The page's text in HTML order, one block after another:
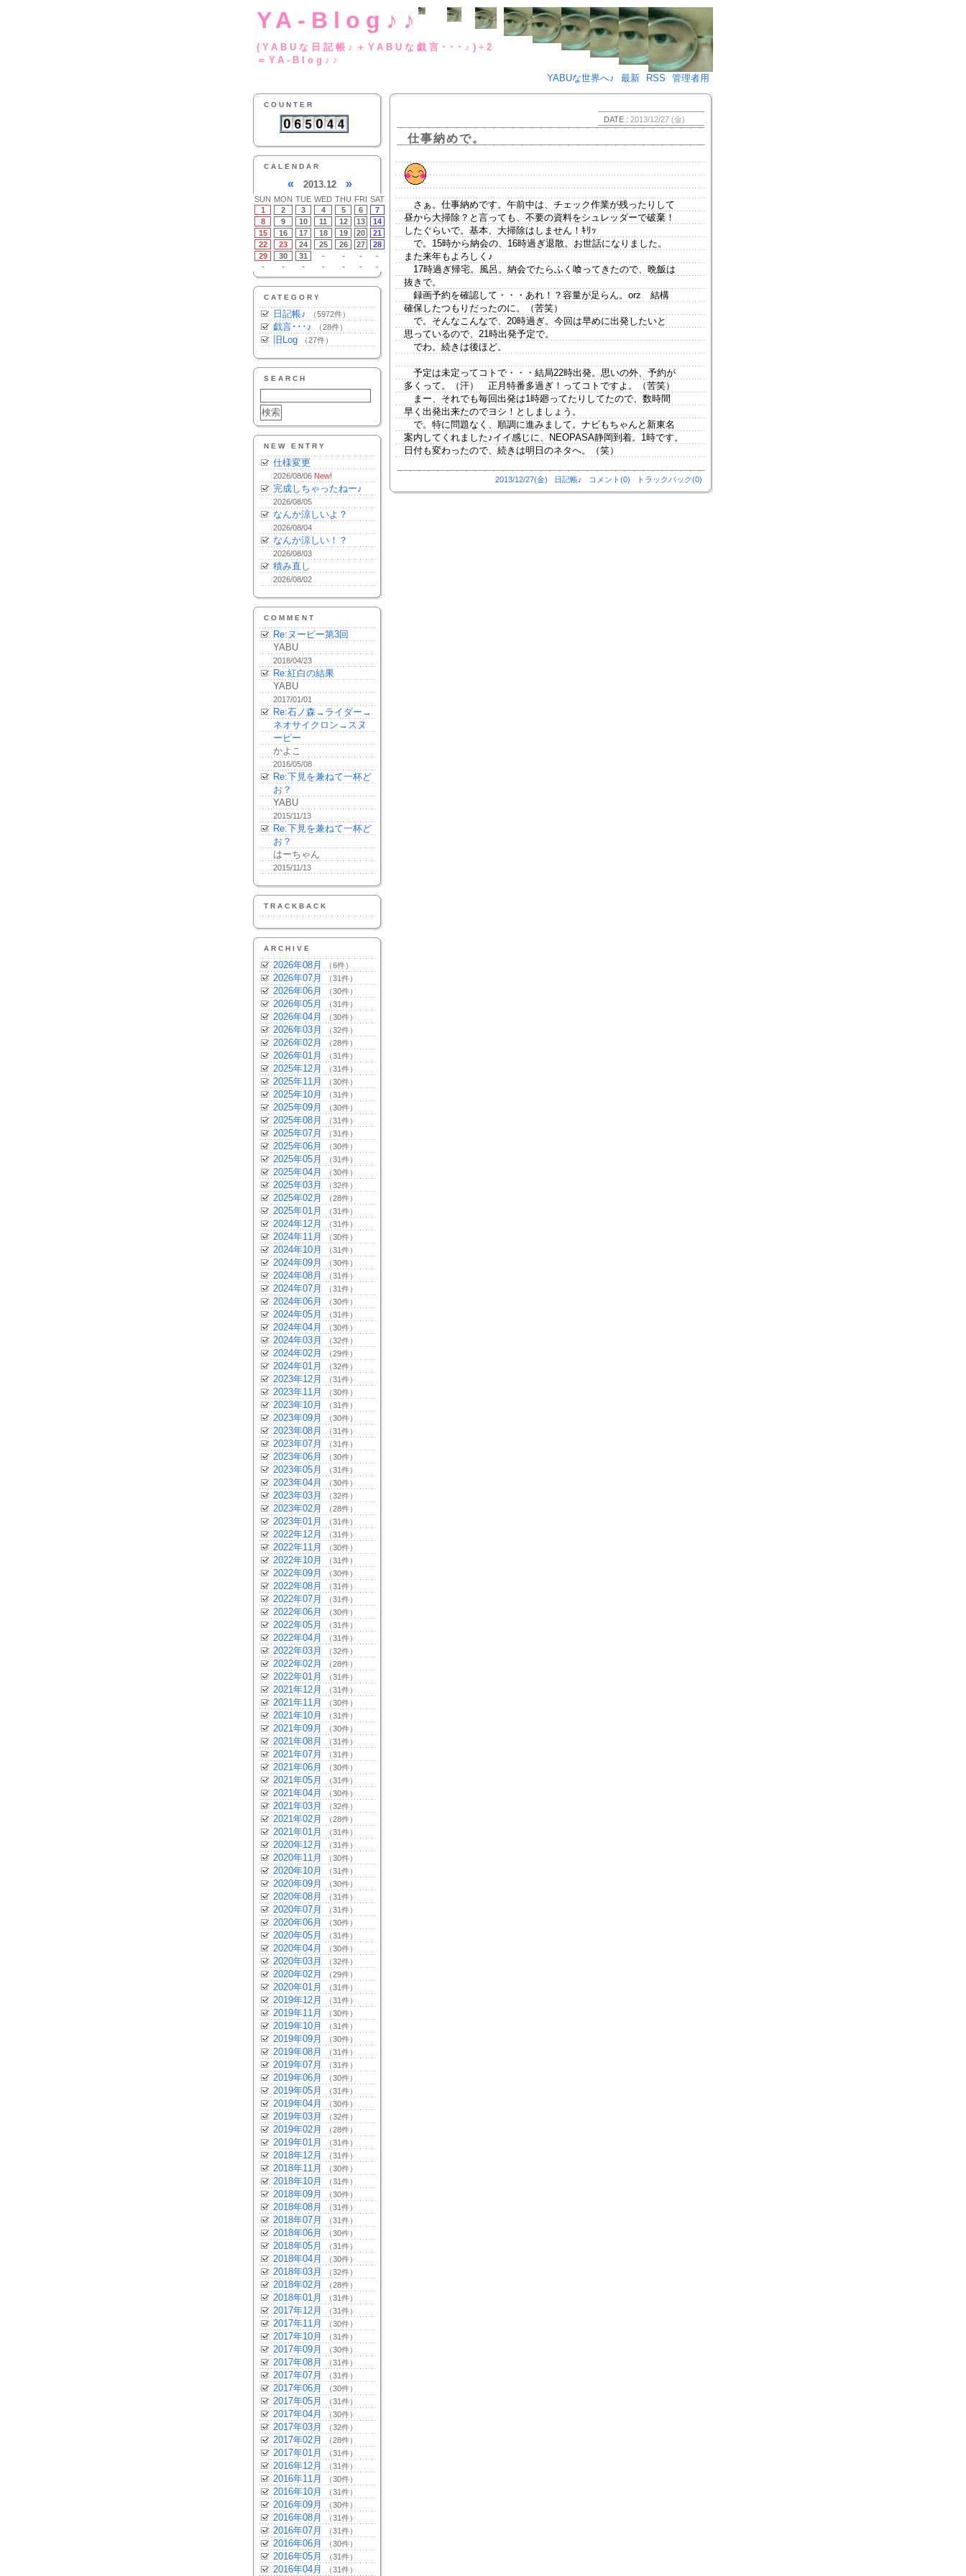
YA-Blog♪♪
(YABUな日記帳♪＋YABUな戯言･･･♪)÷2
＝YA-Blog♪♪
YABUな世界へ♪
最新 RSS 管理者用
COUNTER
CALENDAR
« 2013.12 »
SUN MON TUE WED THU FRI SAT
1
2 3 4 5 6
7
8
9 10 11 12 13
14
15
16 17 18 19 20
21
22
23 24 25 26 27
28
29
30 31 - - -
-
-
- - - - - -
CATEGORY
日記帳♪ （5972件）
戯言･･･♪ （28件）
旧Log （27件）
SEARCH
NEW ENTRY
仕様変更
2026/08/06 New!
完成しちゃったねー♪
2026/08/05
なんか涼しいよ？
2026/08/04
なんか涼しい！？
2026/08/03
積み直し
2026/08/02
COMMENT
Re:ヌーピー第3回
YABU
2018/04/23
Re:紅白の結果
YABU
2017/01/01
Re:石ノ森→ライダー→
ネオサイクロン→スヌ
ーピー
かよこ
2016/05/08
Re:下見を兼ねて一杯ど
お？
YABU
2015/11/13
Re:下見を兼ねて一杯ど
お？
はーちゃん
2015/11/13
TRACKBACK
ARCHIVE
2026年08月 （6件）
2026年07月 （31件）
2026年06月 （30件）
2026年05月 （31件）
2026年04月 （30件）
2026年03月 （32件）
2026年02月 （28件）
2026年01月 （31件）
2025年12月 （31件）
2025年11月 （30件）
2025年10月 （31件）
2025年09月 （30件）
2025年08月 （31件）
2025年07月 （31件）
2025年06月 （30件）
2025年05月 （31件）
2025年04月 （30件）
2025年03月 （32件）
2025年02月 （28件）
2025年01月 （31件）
2024年12月 （31件）
2024年11月 （30件）
2024年10月 （31件）
2024年09月 （30件）
2024年08月 （31件）
2024年07月 （31件）
2024年06月 （30件）
2024年05月 （31件）
2024年04月 （30件）
2024年03月 （32件）
2024年02月 （29件）
2024年01月 （32件）
2023年12月 （31件）
2023年11月 （30件）
2023年10月 （31件）
2023年09月 （30件）
2023年08月 （31件）
2023年07月 （31件）
2023年06月 （30件）
2023年05月 （31件）
2023年04月 （30件）
2023年03月 （32件）
2023年02月 （28件）
2023年01月 （31件）
2022年12月 （31件）
2022年11月 （30件）
2022年10月 （31件）
2022年09月 （30件）
2022年08月 （31件）
2022年07月 （31件）
2022年06月 （30件）
2022年05月 （31件）
2022年04月 （31件）
2022年03月 （32件）
2022年02月 （28件）
2022年01月 （31件）
2021年12月 （31件）
2021年11月 （30件）
2021年10月 （31件）
2021年09月 （30件）
2021年08月 （31件）
2021年07月 （31件）
2021年06月 （30件）
2021年05月 （31件）
2021年04月 （30件）
2021年03月 （32件）
2021年02月 （28件）
2021年01月 （31件）
2020年12月 （31件）
2020年11月 （30件）
2020年10月 （31件）
2020年09月 （30件）
2020年08月 （31件）
2020年07月 （31件）
2020年06月 （30件）
2020年05月 （31件）
2020年04月 （30件）
2020年03月 （32件）
2020年02月 （29件）
2020年01月 （31件）
2019年12月 （31件）
2019年11月 （30件）
2019年10月 （31件）
2019年09月 （30件）
2019年08月 （31件）
2019年07月 （31件）
2019年06月 （30件）
2019年05月 （31件）
2019年04月 （30件）
2019年03月 （32件）
2019年02月 （28件）
2019年01月 （31件）
2018年12月 （31件）
2018年11月 （30件）
2018年10月 （31件）
2018年09月 （30件）
2018年08月 （31件）
2018年07月 （31件）
2018年06月 （30件）
2018年05月 （31件）
2018年04月 （30件）
2018年03月 （32件）
2018年02月 （28件）
2018年01月 （31件）
2017年12月 （31件）
2017年11月 （30件）
2017年10月 （31件）
2017年09月 （30件）
2017年08月 （31件）
2017年07月 （31件）
2017年06月 （30件）
2017年05月 （31件）
2017年04月 （30件）
2017年03月 （32件）
2017年02月 （28件）
2017年01月 （31件）
2016年12月 （31件）
2016年11月 （30件）
2016年10月 （31件）
2016年09月 （30件）
2016年08月 （31件）
2016年07月 （31件）
2016年06月 （30件）
2016年05月 （31件）
2016年04月 （31件）
DATE : 2013/12/27 (金)
仕事納めで。
さぁ。仕事納めです。午前中は、チェック作業が残ったりして
昼から大掃除？と言っても、不要の資料をシュレッダーで破棄！
したぐらいで。基本、大掃除はしません！ｷﾘｯ
で。15時から納会の、16時過ぎ退散。お世話になりました。
また来年もよろしく♪
17時過ぎ帰宅。風呂。納会でたらふく喰ってきたので、晩飯は
抜きで。
録画予約を確認して・・・あれ！？容量が足らん。orz 結構
確保したつもりだったのに。（苦笑）
で。そんなこんなで、20時過ぎ。今回は早めに出発したいと
思っているので、21時出発予定で。
でわ。続きは後ほど。
予定は未定ってコトで・・・結局22時出発。思いの外、予約が
多くって。（汗） 正月特番多過ぎ！ってコトですよ。（苦笑）
まー、それでも毎回出発は1時廻ってたりしてたので、数時間
早く出発出来たのでヨシ！としましょう。
で。特に問題なく、順調に進みまして。ナビもちゃんと新東名
案内してくれました♪イイ感じに、NEOPASA静岡到着。1時です。
日付も変わったので、続きは明日のネタへ。（笑）
2013/12/27(金) 日記帳♪ コメント(0) トラックバック(0)